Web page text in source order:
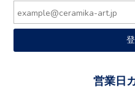
営業日